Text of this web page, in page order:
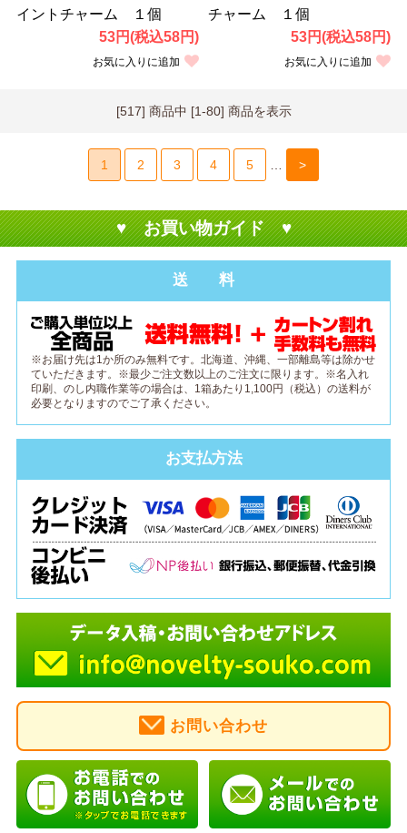
イントチャーム １個
53円(税込58円)
お気に入りに追加
チャーム １個
53円(税込58円)
お気に入りに追加
[517] 商品中 [1-80] 商品を表示
1 2 3 4 5 >
♥ お買い物ガイド ♥
送 料
※お届け先は1か所のみ無料です。北海道、沖縄、一部離島等は除かせ
ていただきます。※最少ご注文数以上のご注文に限ります。※名入れ
印刷、のし内職作業等の場合は、1箱あたり1,100円（税込）の送料が
必要となりますのでご了承ください。
お支払方法
お問い合わせ
お支払方法